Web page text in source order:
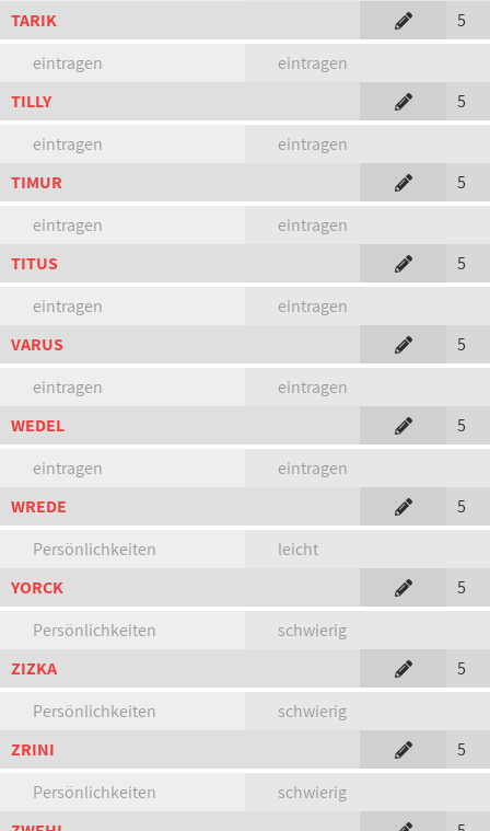
TARIK
5
eintragen
eintragen
TILLY
5
eintragen
eintragen
TIMUR
5
eintragen
eintragen
TITUS
5
eintragen
eintragen
VARUS
5
eintragen
eintragen
WEDEL
5
eintragen
eintragen
WREDE
5
Persönlichkeiten
leicht
YORCK
5
Persönlichkeiten
schwierig
ZIZKA
5
Persönlichkeiten
schwierig
ZRINI
5
Persönlichkeiten
schwierig